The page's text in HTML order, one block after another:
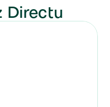
Directu